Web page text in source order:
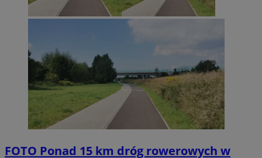
FOTO Ponad 15 km dróg rowerowych w